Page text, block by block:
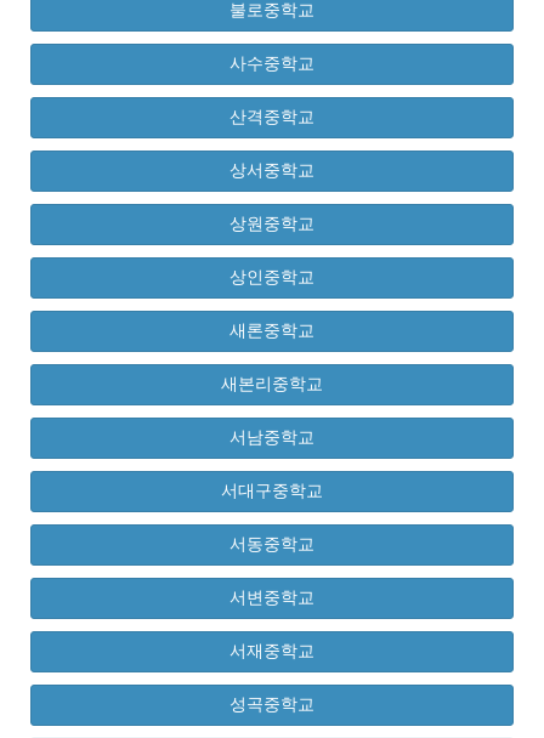
불로중학교
사수중학교
산격중학교
상서중학교
상원중학교
상인중학교
새론중학교
새본리중학교
서남중학교
서대구중학교
서동중학교
서변중학교
서재중학교
성곡중학교